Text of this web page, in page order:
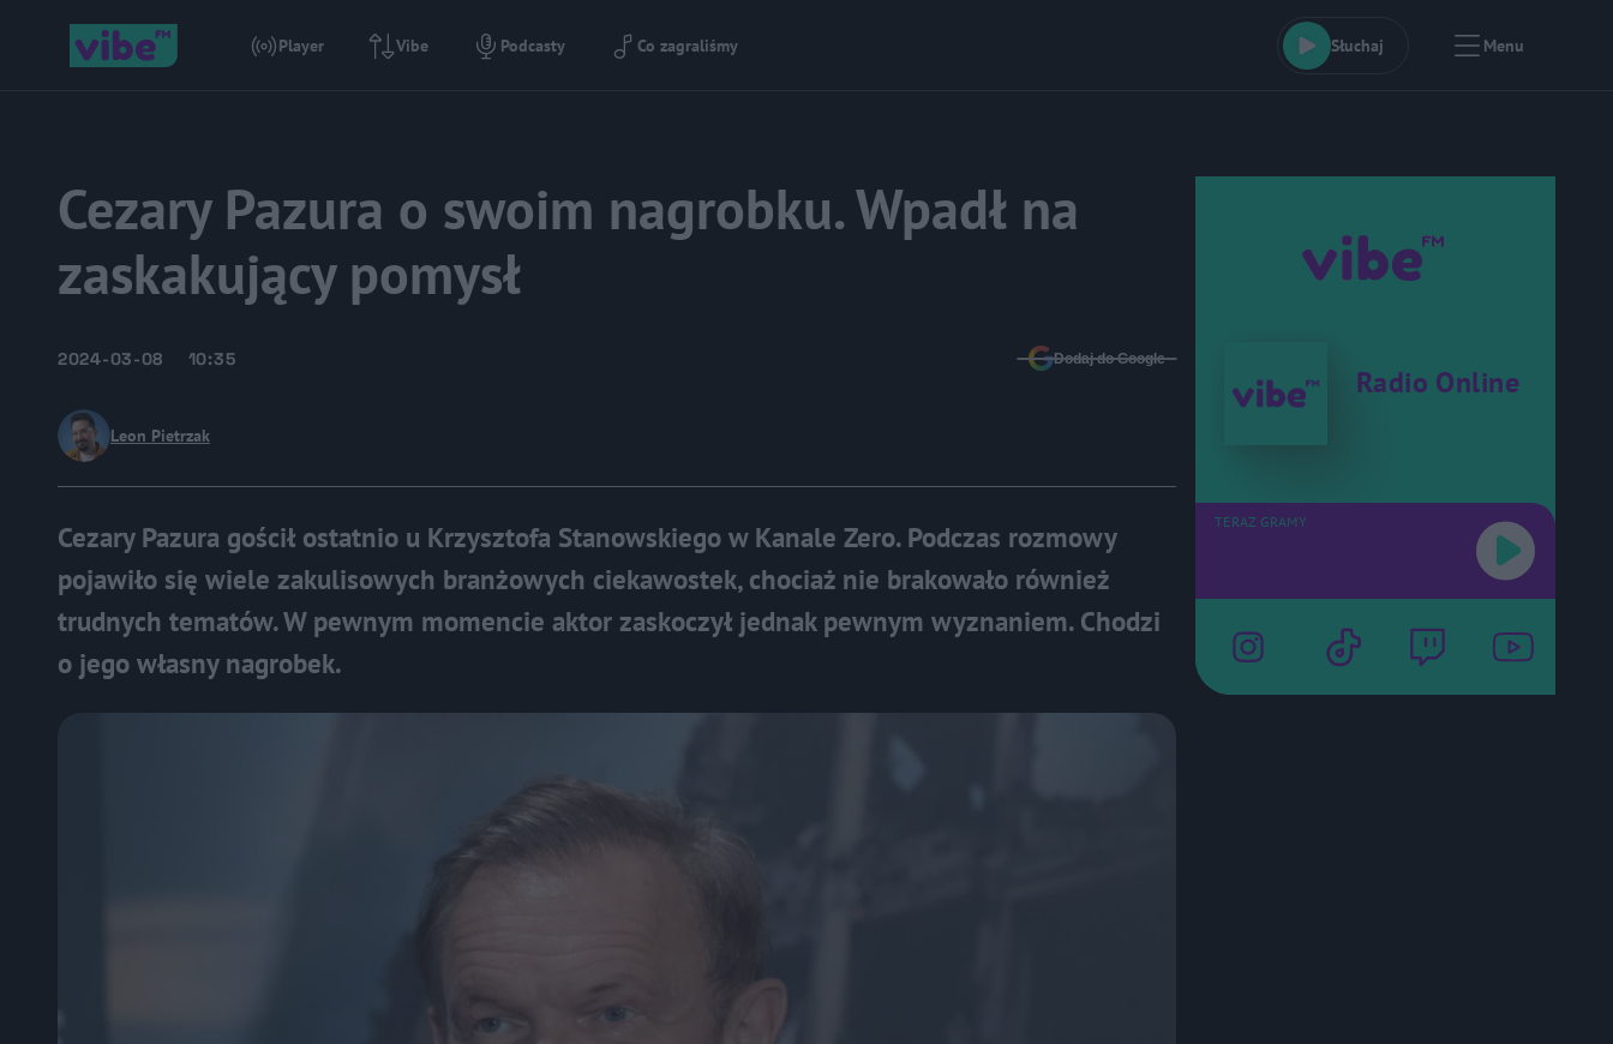
Player Vibe Podcasty Co zagraliśmy Słuchaj Menu
Cezary Pazura o swoim nagrobku. Wpadł na
zaskakujący pomysł
Leon Pietrzak
2024-03-08 10:35 Dodaj do Google
Cezary Pazura gościł ostatnio u Krzysztofa Stanowskiego w Kanale Zero. Podczas rozmowy
pojawiło się wiele zakulisowych branżowych ciekawostek, chociaż nie brakowało również
trudnych tematów. W pewnym momencie aktor zaskoczył jednak pewnym wyznaniem. Chodzi
o jego własny nagrobek.
Radio Online
TERAZ GRAMY